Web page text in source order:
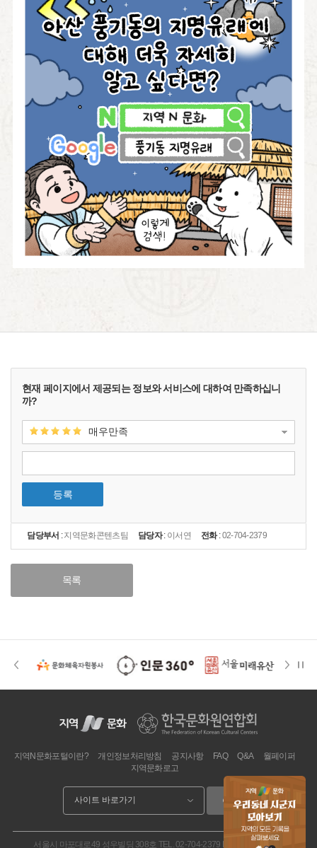
현재 페이지에서 제공되는 정보와 서비스에 대하여 만족하십니
까?
매우만족
등록
담당부서 :지역문화콘텐츠팀 담당자: 이서연 전화:02-704-2379
목록
이동
지역N문화포털이란? 개인정보처리방침 공지사항 FAQ Q&A
월페이퍼
지역문화로고
서울시 마포대로49 성우빌딩 308호 TEL. 02-704-2379 FAX. 02.704-2377